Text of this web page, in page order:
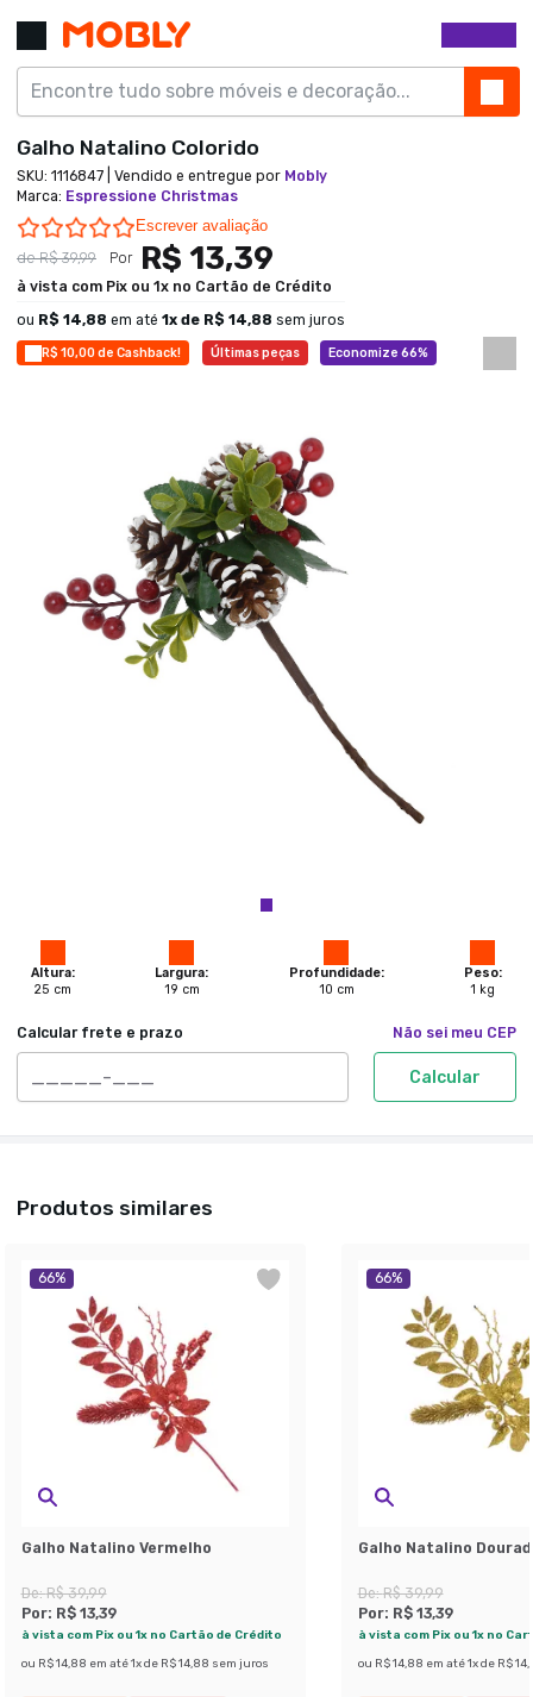
R$ 10,00 de Cashback! Últimas peças Economize 66%
Altura:
25 cm
Largura:
19 cm
Profundidade:
10 cm
Peso:
1 kg
Calcular frete e prazo Não sei meu CEP
Calcular
Galho Natalino Colorido
SKU: 1116847 | Vendido e entregue por Mobly
Marca: Espressione Christmas
0.0 star rating
Escrever avaliação
deR$ 39,99 Por R$ 13,39
à vista com Pix ou 1x no Cartão de Crédito
ou R$ 14,88 em até 1 x de R$ 14,88 sem juros
Produtos similares
66%
Galho Natalino Vermelho
De:R$ 39,99
Por: R$ 13,39
à vista com Pix ou 1x no Cartão de Crédito
ou R$ 14,88 em até 1x de R$ 14,88 sem juros
66%
Galho Natalino
De:R$ 39,99
Por: R$ 13,39
à vista com Pix ou 1x no
ou R$ 14,88 em até 1x de R$